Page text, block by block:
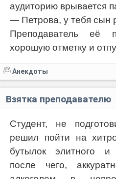
аудиторию врывается
— Петрова, у тебя сын
Преподаватель её
хорошую отметку и
Анекдоты
Взятка преподавателю
Студент, не
решил пойти на
бутылок элитного и
после чего,